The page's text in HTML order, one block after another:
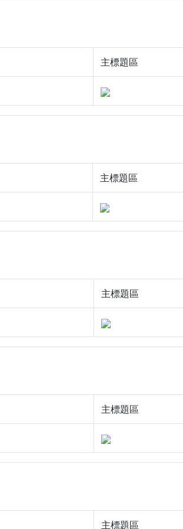
主標題區
主標題區
主標題區
主標題區
主標題區